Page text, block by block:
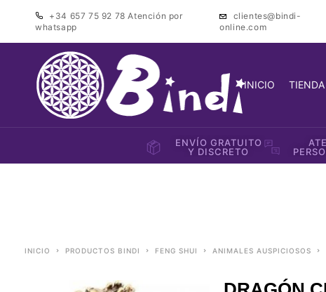
+34 657 75 92 78Atención por
whatsapp
clientes@bindi-
online.com
INICIO TIENDA
ENVÍO GRATUITO
Y DISCRETO
INICIO PRODUCTOS BINDI FENG SHUI ANIMALES AUSPICIOSOS